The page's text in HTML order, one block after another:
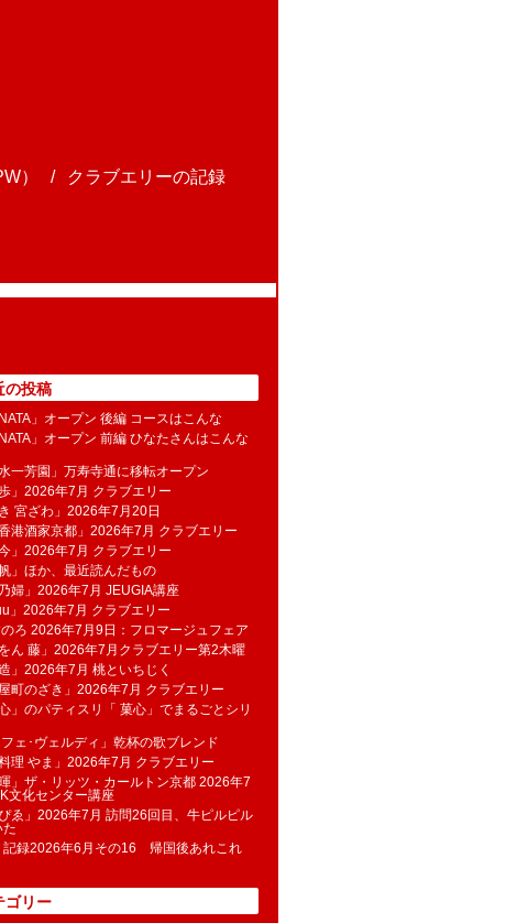
）
クラブエリーの記録
の投稿
」オープン 後編 コースはこんな
」オープン 前編 ひなたさんはこんな
一芳園」万寿寺通に移転オープン
」2026年7月 クラブエリー
宮ざわ」2026年7月20日
港酒家京都」2026年7月 クラブエリー
」2026年7月 クラブエリー
」ほか、最近読んだもの
婦」2026年7月 JEUGIA講座
」2026年7月 クラブエリー
ろ 2026年7月9日：フロマージュフェア
ん 藤」2026年7月クラブエリー第2木曜
」2026年7月 桃といちじく
町のざき」2026年7月 クラブエリー
」のパティスリ「 菓​心」でまるごとシリ
ェ･ヴェルディ」乾杯の歌ブレンド
理 やま」2026年7月 クラブエリー
」ザ・リッツ・カールトン京都 2026年7
文化センター講座
ゑ」2026年7月 訪問26回目、牛ピルピル
た
記録2026年6月その16 帰国後あれこれ
ゴリー